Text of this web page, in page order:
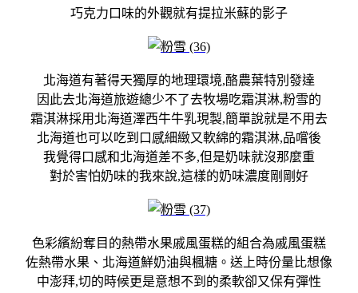
巧克力口味的外觀就有提拉米蘇的影子
北海道有著得天獨厚的地理環境,酪農葉特別發達
因此去北海道旅遊總少不了去牧場吃霜淇淋,粉雪的
霜淇淋採用北海道澤西牛牛乳現製,簡單說就是不用去
北海道也可以吃到口感細緻又軟綿的霜淇淋,品嚐後
我覺得口感和北海道差不多,但是奶味就沒那麼重
對於害怕奶味的我來說,這樣的奶味濃度剛剛好
色彩繽紛奪目的熱帶水果戚風蛋糕的組合為戚風蛋糕
佐熱帶水果、北海道鮮奶油與楓糖。送上時份量比想像
中澎拜,切的時候更是意想不到的柔軟卻又保有彈性